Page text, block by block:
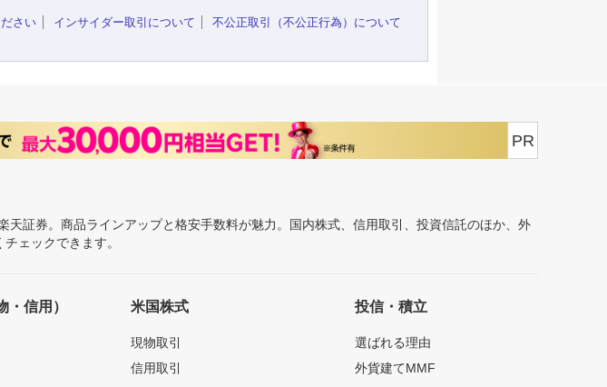
さい インサイダー取引について
不公正取引（不公正行為）について
PR
証券。商品ラインアップと格安手数料が魅力。国内株式、信用取引、投資信託のほか、外
ェックできます。
・信用） 米国株式
現物取引
信用取引
投信・積立
選ばれる理由
外貨建てMMF